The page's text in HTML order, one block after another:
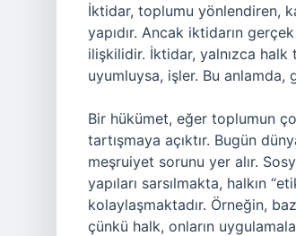
İktidar, toplumu yönlendiren,
yapıdır. Ancak iktidarın
ilişkilidir. İktidar, yalnızca
uyumluysa, işler. Bu
Bir hükümet, eğer toplumun
tartışmaya açıktır. Bugün
meşruiyet sorunu yer alır.
yapıları sarsılmakta, halkın
kolaylaşmaktadır. Örneğin,
çünkü halk, onların